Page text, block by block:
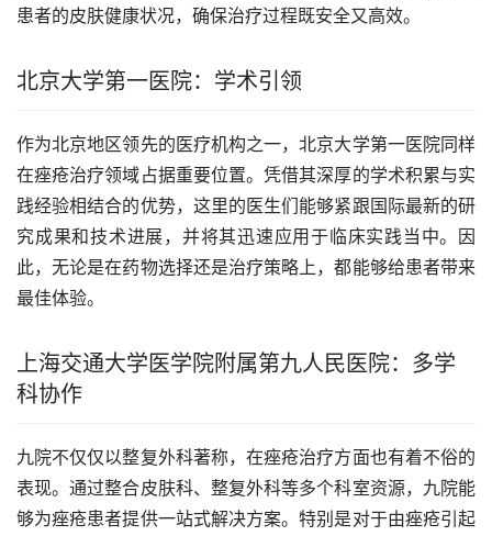
患者的皮肤健康状况，确保治疗过程既安全又高效。
北京大学第一医院：学术引领
作为北京地区领先的医疗机构之一，北京大学第一医院同样
在痤疮治疗领域占据重要位置。凭借其深厚的学术积累与实
践经验相结合的优势，这里的医生们能够紧跟国际最新的研
究成果和技术进展，并将其迅速应用于临床实践当中。因
此，无论是在药物选择还是治疗策略上，都能够给患者带来
最佳体验。
上海交通大学医学院附属第九人民医院：多学
科协作
九院不仅仅以整复外科著称，在痤疮治疗方面也有着不俗的
表现。通过整合皮肤科、整复外科等多个科室资源，九院能
够为痤疮患者提供一站式解决方案。特别是对于由痤疮引起